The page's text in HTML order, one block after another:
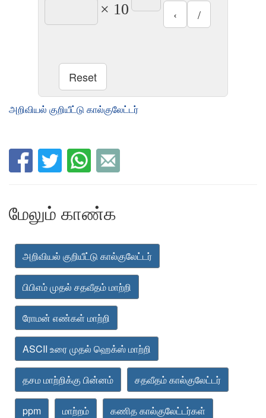
× 10
அறிவியல் குறியீட்டு கால்குலேட்டர்
மேலும் காண்க
அறிவியல் குறியீட்டு கால்குலேட்டர்
பிபிஎம் முதல் சதவீதம் மாற்றி
ரோமன் எண்கள் மாற்றி
ASCII உரை முதல் ஹெக்ஸ் மாற்றி
தசம மாற்றிக்கு பின்னம் சதவீதம் கால்குலேட்டர்
ppm மாற்றம் கணித கால்குலேட்டர்கள்